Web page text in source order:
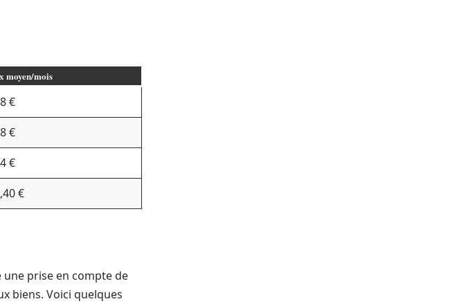
moyen/mois
€
€
€
€
une prise en compte de
biens. Voici quelques